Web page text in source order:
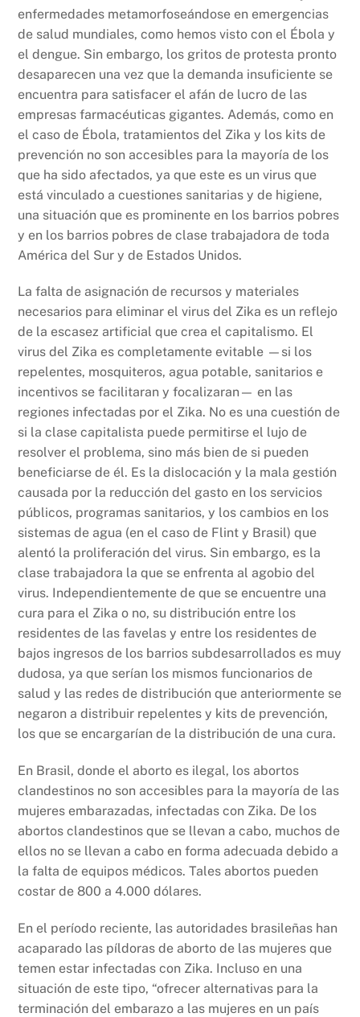
enfermedades metamorfoseándose en emergencias
de salud mundiales, como hemos visto con el Ébola y
el dengue. Sin embargo, los gritos de protesta pronto
desaparecen una vez que la demanda insuficiente se
encuentra para satisfacer el afán de lucro de las
empresas farmacéuticas gigantes. Además, como en
el caso de Ébola, tratamientos del Zika y los kits de
prevención no son accesibles para la mayoría de los
que ha sido afectados, ya que este es un virus que
está vinculado a cuestiones sanitarias y de higiene,
una situación que es prominente en los barrios pobres
y en los barrios pobres de clase trabajadora de toda
América del Sur y de Estados Unidos.
La falta de asignación de recursos y materiales
necesarios para eliminar el virus del Zika es un reflejo
de la escasez artificial que crea el capitalismo. El
virus del Zika es completamente evitable —si los
repelentes, mosquiteros, agua potable, sanitarios e
incentivos se facilitaran y focalizaran— en las
regiones infectadas por el Zika. No es una cuestión de
si la clase capitalista puede permitirse el lujo de
resolver el problema, sino más bien de si pueden
beneficiarse de él. Es la dislocación y la mala gestión
causada por la reducción del gasto en los servicios
públicos, programas sanitarios, y los cambios en los
sistemas de agua (en el caso de Flint y Brasil) que
alentó la proliferación del virus. Sin embargo, es la
clase trabajadora la que se enfrenta al agobio del
virus. Independientemente de que se encuentre una
cura para el Zika o no, su distribución entre los
residentes de las favelas y entre los residentes de
bajos ingresos de los barrios subdesarrollados es muy
dudosa, ya que serían los mismos funcionarios de
salud y las redes de distribución que anteriormente se
negaron a distribuir repelentes y kits de prevención,
los que se encargarían de la distribución de una cura.
En Brasil, donde el aborto es ilegal, los abortos
clandestinos no son accesibles para la mayoría de las
mujeres embarazadas, infectadas con Zika. De los
abortos clandestinos que se llevan a cabo, muchos de
ellos no se llevan a cabo en forma adecuada debido a
la falta de equipos médicos. Tales abortos pueden
costar de 800 a 4.000 dólares.
En el período reciente, las autoridades brasileñas han
acaparado las píldoras de aborto de las mujeres que
temen estar infectadas con Zika. Incluso en una
situación de este tipo, “ofrecer alternativas para la
terminación del embarazo a las mujeres en un país